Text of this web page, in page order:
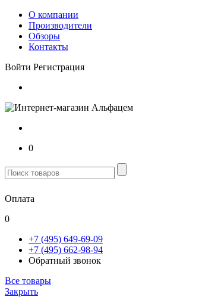
О компании
Производители
Обзоры
Контакты
Войти Регистрация
0
Оплата
0
+7 (495) 649-69-09
+7 (495) 662-98-94
Обратный звонок
Все товары
Закрыть